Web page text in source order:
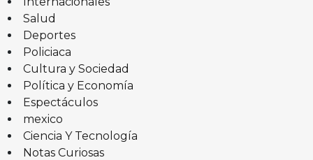
Salud
Deportes
Policiaca
Cultura y Sociedad
Política y Economía
Espectáculos
mexico
Ciencia Y Tecnología
Notas Curiosas